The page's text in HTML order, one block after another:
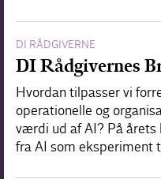
DI RÅDGIVERNE
DI Rådgivernes
Hvordan tilpasser vi
operationelle og
værdi ud af AI? På
fra AI som